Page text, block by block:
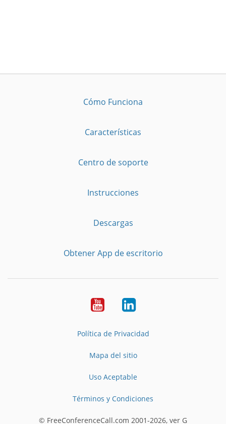
Cómo Funciona
Características
Centro de soporte
Instrucciones
Descargas
Obtener App de escritorio
YouTubeLinkedIn
Política de Privacidad
Mapa del sitio
Uso Aceptable
Términos y Condiciones
© FreeConferenceCall.com 2001-2026, ver G